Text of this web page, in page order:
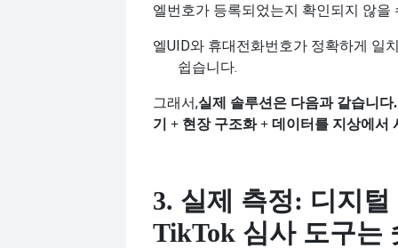
엘 번호가 등록되었는지 확인되지 않을
엘UID와 휴대전화번호가 정확하게 일
쉽습니다.
그래서,실제 솔루션은 다음과 같습니
기 + 현장 구조화 + 데이터를 지상에서
3. 실제 측정: 디지털
TikTok 심사 도구는